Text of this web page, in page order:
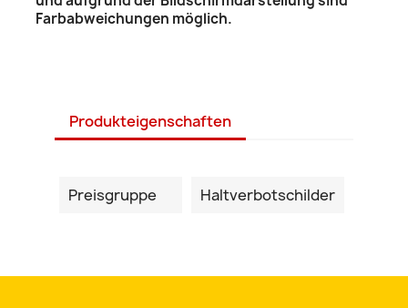
Farbabweichungen möglich.
Produkteigenschaften
Preisgruppe Haltverbotschilder